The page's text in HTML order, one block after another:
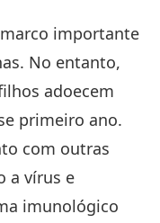
importante
No entanto,
adoecem
primeiro ano.
com outras
a vírus e
imunológico